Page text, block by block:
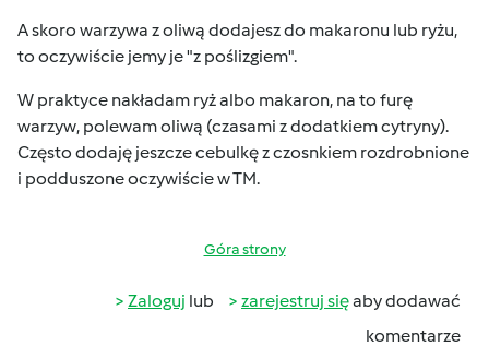
A skoro warzywa z oliwą dodajesz do makaronu lub ryżu,
to oczywiście jemy je "z poślizgiem".
W praktyce nakładam ryż albo makaron, na to furę
warzyw, polewam oliwą (czasami z dodatkiem cytryny).
Często dodaję jeszcze cebulkę z czosnkiem rozdrobnione
i podduszone oczywiście w TM.
Góra strony
Zaloguj lub zarejestruj sięaby dodawać
komentarze